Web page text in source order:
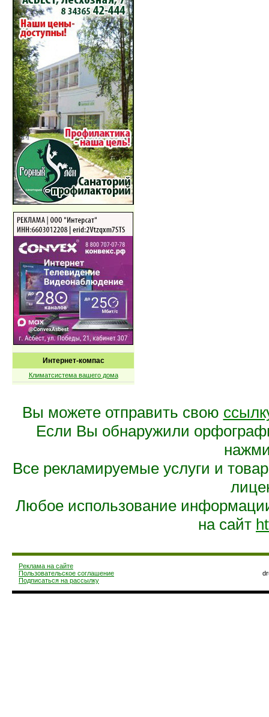
Интернет-компас
Климатсистема вашего дома
Вы можете отправить свою
Если Вы обнаружили
Все рекламируемые услуги и
Любое использование
на сайт
Реклама на сайте
Пользовательское соглашение
Подписаться на рассылку